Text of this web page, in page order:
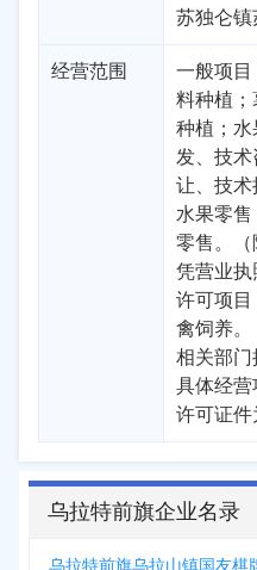
苏独仑镇
经营范围
一般项目
料种植；
种植；水
发、技
让、技术
水果零
零售。（
凭营业执
许可项目
禽饲养。
相关部门
具体经营
许可证件
乌拉特前旗企业名录
乌拉特前旗乌拉山镇国友棋